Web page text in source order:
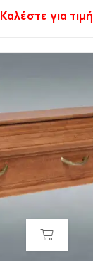
Καλέστε για τιμή